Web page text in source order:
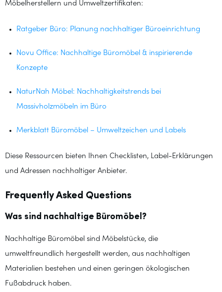
Möbelherstellern und Umweltzertifikaten:
Ratgeber Büro: Planung nachhaltiger Büroeinrichtung
Novu Office: Nachhaltige Büromöbel & inspirierende
Konzepte
NaturNah Möbel: Nachhaltigkeitstrends bei
Massivholzmöbeln im Büro
Merkblatt Büromöbel – Umweltzeichen und Labels
Diese Ressourcen bieten Ihnen Checklisten, Label-Erklärungen
und Adressen nachhaltiger Anbieter.
Frequently Asked Questions
Was sind nachhaltige Büromöbel?
Nachhaltige Büromöbel sind Möbelstücke, die
umweltfreundlich hergestellt werden, aus nachhaltigen
Materialien bestehen und einen geringen ökologischen
Fußabdruck haben.